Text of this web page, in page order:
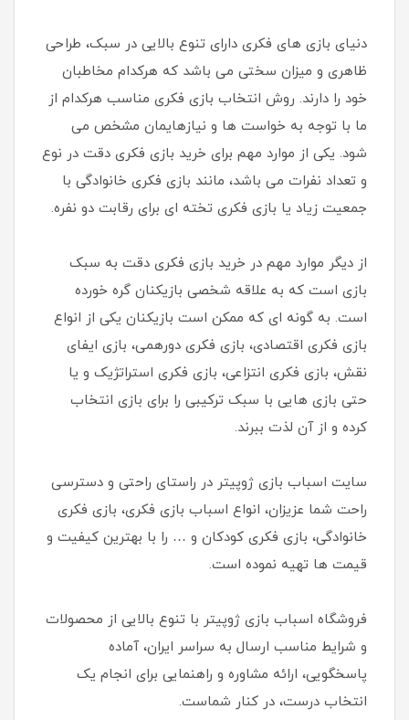
دنیای بازی های فکری دارای تنوع بالایی در سبک، طراحی
ظاهری و میزان سختی می باشد که هرکدام مخاطبان
خود را دارند. روش انتخاب بازی فکری مناسب هرکدام از
ما با توجه به خواست ها و نیازهایمان مشخص می
شود. یکی از موارد مهم برای خرید بازی فکری دقت در نوع
و تعداد نفرات می باشد، مانند بازی فکری خانوادگی با
جمعیت زیاد یا بازی فکری تخته ای برای رقابت دو نفره.
از دیگر موارد مهم در خرید بازی فکری دقت به سبک
بازی است که به علاقه شخصی بازیکنان گره خورده
است. به گونه ای که ممکن است بازیکنان یکی از انواع
بازی فکری اقتصادی، بازی فکری دورهمی، بازی ایفای
نقش، بازی فکری انتزاعی، بازی فکری استراتژیک و یا
حتی بازی هایی با سبک ترکیبی را برای بازی انتخاب
کرده و از آن لذت ببرند.
سایت اسباب بازی ژوپیتر در راستای راحتی و دسترسی
راحت شما عزیزان، انواع اسباب بازی فکری، بازی فکری
خانوادگی، بازی فکری کودکان و … را با بهترین کیفیت و
قیمت ها تهیه نموده است.
فروشگاه اسباب بازی ژوپیتر با تنوع بالایی از محصولات
و شرایط مناسب ارسال به سراسر ایران، آماده
پاسخگویی، ارائه مشاوره و راهنمایی برای انجام یک
انتخاب درست، در کنار شماست.